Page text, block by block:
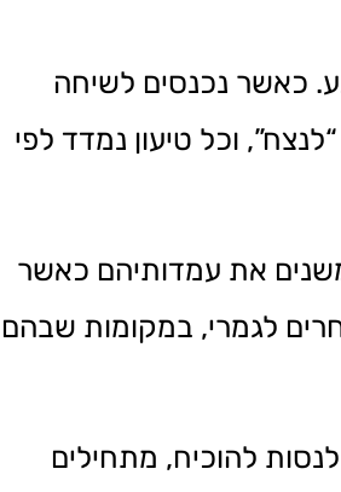
כאשר נכנסים לשיחה
וכל טיעון נמדד לפי
את עמדותיהם כאשר
לגמרי, במקומות שבהם
להוכיח, מתחילים